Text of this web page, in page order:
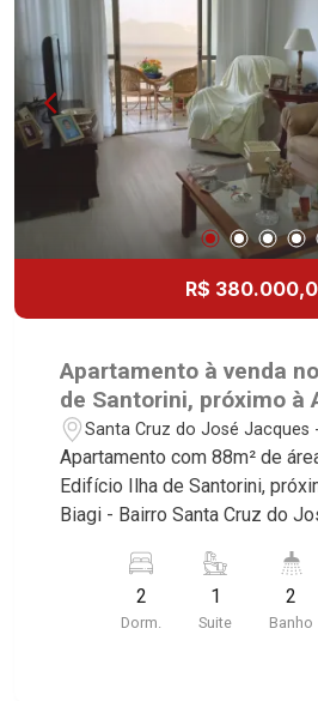
R$
Apartamento à venda
de Santorini, próximo à
Biagi - Ribeirão Preto/SP.
Santa Cruz do José Jacques
Apartamento com 88m² de
Edifício Ilha de Santorini,
Biagi - Bairro Santa Cruz do
deste imóvel que a Martinelli
selecionou para você: - 88m² de área útil - 2
dormitórios, sendo 1 suíte -
2
Dorm.
1
Suite
2
Banho